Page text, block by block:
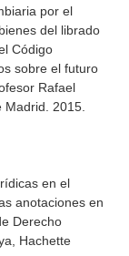
por el
del librado
Código
sobre el futuro
Rafael
2015.
en el
anotaciones en
Derecho
Hachette